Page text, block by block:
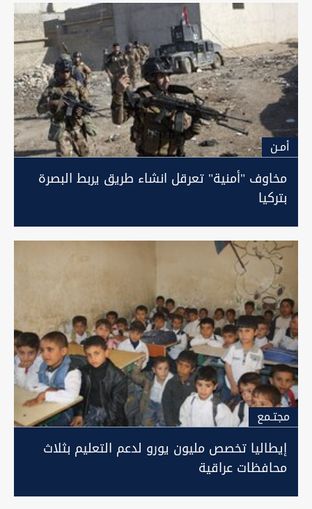
أمـن
مخاوف "أمنية" تعرقل انشاء طريق يربط البصرة
بتركيا
مجتـمع
إيطاليا تخصص مليون يورو لدعم التعليم بثلاث
محافظات عراقية